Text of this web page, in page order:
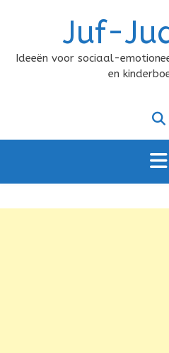
Juf-
Ideeën voor sociaal-
en